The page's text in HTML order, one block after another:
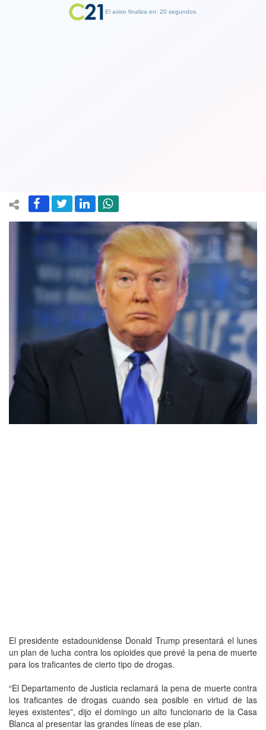
El presidente estadounidense Donald Trump presentará el lunes
un plan de lucha contra los opioides que prevé la pena de muerte
para los traficantes de cierto tipo de drogas.
“El Departamento de Justicia reclamará la pena de muerte contra
los traficantes de drogas cuando sea posible en virtud de las
leyes existentes”, dijo el domingo un alto funcionario de la Casa
Blanca al presentar las grandes líneas de ese plan.
El aviso finaliza en: 19 segundos.